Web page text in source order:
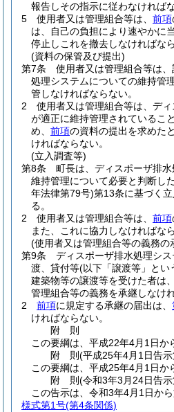
報告しその指示に従わなければ
5
使用者又は管理組合等は、 前項
は、自己の負担により速やかに
停止しこれを撤去しなければなら
(資料の保管及び提出)
第7条
使用者又は管理組合等は
処理システムについての維持管
管しなければならない。
2
使用者又は管理組合等は、デ
が適正に維持管理されているこ
め、 前項の資料の提出を求めた
ければならない。
(立入調査等)
第8条
町長は、ディスポーザ排
維持管理について必要と判断し
年法律第79号)第13条に基づく
る。
2
使用者又は管理組合等は、 前項
また、これに協力しなければな
(使用者又は管理組合等の義務の
第9条
ディスポーザ排水処理シ
渡、貸付等(以下「譲渡等」とい
建築物等の譲渡等を受けた者は、
管理組合等の義務を承継しなけ
2
前項に規定する承継の届出は、
ければならない。
附 則
この要綱は、平成22年4月1日か
附 則(平成25年4月1日告
この要綱は、平成25年4月1日か
附 則(令和3年3月24日告
この告示は、令和3年4月1日から
様式第1号(第4条関係)